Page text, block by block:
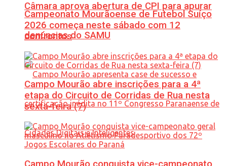
Câmara aprova abertura de CPI para apurar
denúncias do SAMU
Campeonato Mourãoense de Futebol Suíço
2026 começa neste sábado com 12
confrontos
Campo Mourão abre inscrições para a 4ª
etapa do Circuito de Corridas de Rua nesta
sexta-feira (7)